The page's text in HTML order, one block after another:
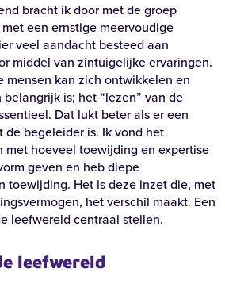
bracht ik door met de groep
een ernstige meervoudige
veel aandacht besteed aan
middel van zintuigelijke ervaringen.
mensen kan zich ontwikkelen en
is; het “lezen” van de
Dat lukt beter als er een
begeleider is. Ik vond het
met hoeveel toewijding en expertise
geven en heb diepe
toewijding. Het is deze inzet die, met
het verschil maakt. Een
leefwereld centraal stellen.
leefwereld